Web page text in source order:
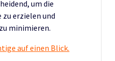
um die
erzielen und
minimieren.
auf einen Blick.